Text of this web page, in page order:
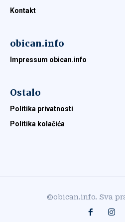
Kontakt
obican.info
Impressum obican.info
Ostalo
Politika privatnosti
Politika kolačića
©obican.info. Sva